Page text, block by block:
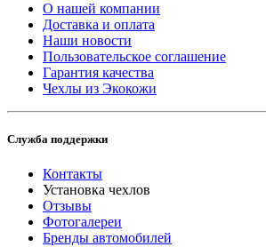
О нашей компании
Доставка и оплата
Наши новости
Пользовательское соглашение
Гарантия качества
Чехлы из Экокожи
Служба поддержки
Контакты
Установка чехлов
Отзывы
Фотогалереи
Бренды автомобилей